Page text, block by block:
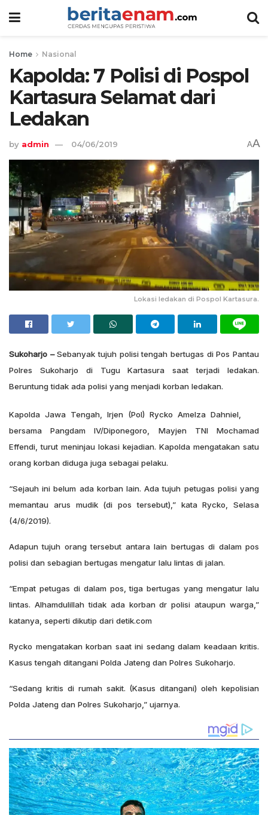
Home Nasional
Kapolda: 7 Polisi di Pospol
Kartasura Selamat dari
Ledakan
by admin 04/06/2019 AA
Lokasi ledakan di Pospol Kartasura.
Sukoharjo –Sebanyak tujuh polisi tengah bertugas di Pos Pantau
Polres Sukoharjo di Tugu Kartasura saat terjadi ledakan.
Beruntung tidak ada polisi yang menjadi korban ledakan.
Kapolda Jawa Tengah, Irjen (Pol) Rycko Amelza Dahniel,
bersama Pangdam IV/Diponegoro, Mayjen TNI Mochamad
Effendi, turut meninjau lokasi kejadian. Kapolda mengatakan satu
orang korban diduga juga sebagai pelaku.
“Sejauh ini belum ada korban lain. Ada tujuh petugas polisi yang
memantau arus mudik (di pos tersebut),” kata Rycko, Selasa
(4/6/2019).
Adapun tujuh orang tersebut antara lain bertugas di dalam pos
polisi dan sebagian bertugas mengatur lalu lintas di jalan.
“Empat petugas di dalam pos, tiga bertugas yang mengatur lalu
lintas. Alhamdulillah tidak ada korban dr polisi ataupun warga,”
katanya, seperti dikutip dari detik.com
Rycko mengatakan korban saat ini sedang dalam keadaan kritis.
Kasus tengah ditangani Polda Jateng dan Polres Sukoharjo.
“Sedang kritis di rumah sakit. (Kasus ditangani) oleh kepolisian
Polda Jateng dan Polres Sukoharjo,” ujarnya.